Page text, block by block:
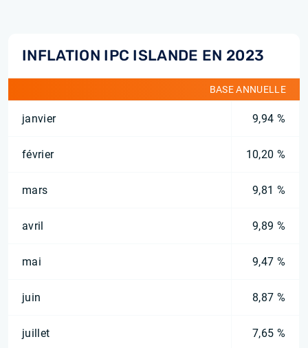
INFLATION IPC ISLANDE EN 2023
BASE ANNUELLE
janvier 9,94 %
février 10,20 %
mars 9,81 %
avril 9,89 %
mai 9,47 %
juin 8,87 %
juillet 7,65 %